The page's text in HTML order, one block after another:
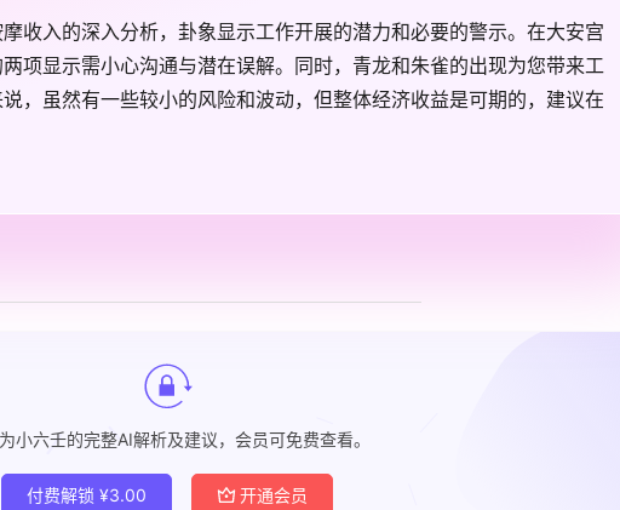
收入的深入分析，卦象显示工作开展的潜力和必要的警示。在大安宫
项显示需小心沟通与潜在误解。同时，青龙和朱雀的出现为您带来工
，虽然有一些较小的风险和波动，但整体经济收益是可期的，建议在
小六壬的完整AI解析及建议，会员可免费查看。
付费解锁 ¥3.00 开通会员